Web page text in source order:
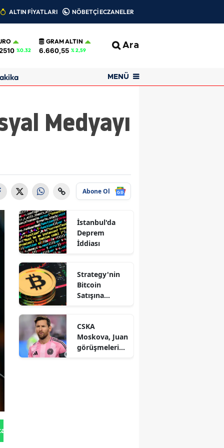
ALTIN FİYATLARI NÖBETÇİ ECZANELER
%0.32
GRAM ALTIN
6.660,55 % 2,59 Ara
MENÜ
Medyayı
Abone Ol
Gönder
İstanbul'da
Deprem
İddiası
Strategy'nin
Bitcoin
Satışına
CSKA
Moskova, Juan
görüşmelerind